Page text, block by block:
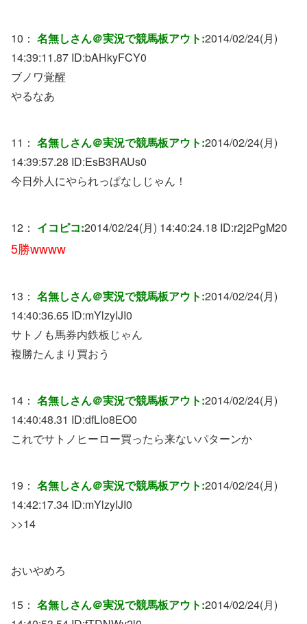
10： 名無しさん＠実況で競馬板アウト:2014/02/24(月)
14:39:11.87 ID:bAHkyFCY0
ブノワ覚醒
やるなあ
11： 名無しさん＠実況で競馬板アウト:2014/02/24(月)
14:39:57.28 ID:EsB3RAUs0
今日外人にやられっぱなしじゃん！
12： イコピコ:2014/02/24(月) 14:40:24.18 ID:r2j2PgM20
5勝wwww
13： 名無しさん＠実況で競馬板アウト:2014/02/24(月)
14:40:36.65 ID:mYlzyIJI0
サトノも馬券内鉄板じゃん
複勝たんまり買おう
14： 名無しさん＠実況で競馬板アウト:2014/02/24(月)
14:40:48.31 ID:dfLIo8EO0
これでサトノヒーロー買ったら来ないパターンか
19： 名無しさん＠実況で競馬板アウト:2014/02/24(月)
14:42:17.34 ID:mYlzyIJI0
>>14
おいやめろ
15： 名無しさん＠実況で競馬板アウト:2014/02/24(月)